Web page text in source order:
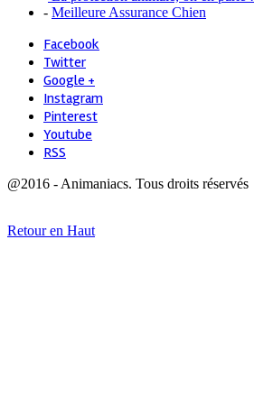
- Meilleure Assurance Chien
Facebook
Twitter
Google +
Instagram
Pinterest
Youtube
RSS
@2016 - Animaniacs. Tous droits réservés
Retour en Haut